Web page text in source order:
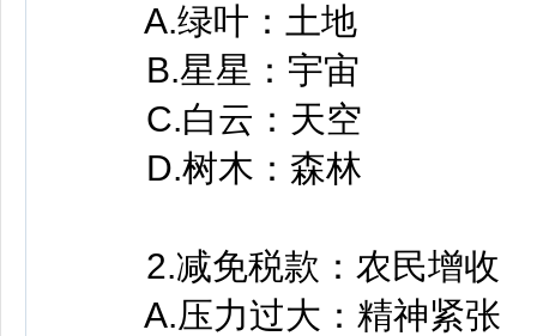
A.绿叶：土地
B.星星：宇宙
C.白云：天空
D.树木：森林
2.减免税款：农民增收
A.压力过大：精神紧张